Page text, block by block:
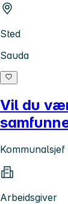
Sted
Sauda
Vil du
Arbeidsgiver